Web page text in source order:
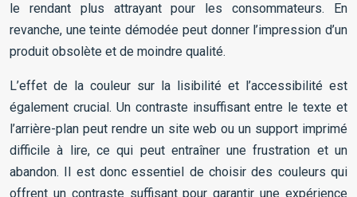
le rendant plus attrayant pour les consommateurs. En
revanche, une teinte démodée peut donner l’impression d’un
produit obsolète et de moindre qualité.
L’effet de la couleur sur la lisibilité et l’accessibilité est
également crucial. Un contraste insuffisant entre le texte et
l’arrière-plan peut rendre un site web ou un support imprimé
difficile à lire, ce qui peut entraîner une frustration et un
abandon. Il est donc essentiel de choisir des couleurs qui
offrent un contraste suffisant pour garantir une expérience